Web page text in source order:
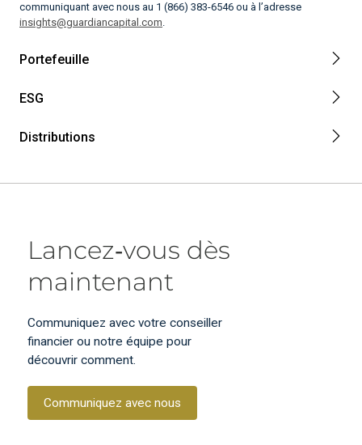
communiquant avec nous au 1 (866) 383-6546 ou à l’adresse
insights@guardiancapital.com.
Portefeuille
ESG
Distributions
Lancez‑vous dès
maintenant
Communiquez avec votre conseiller
financier ou notre équipe pour
découvrir comment.
Communiquez avec nous